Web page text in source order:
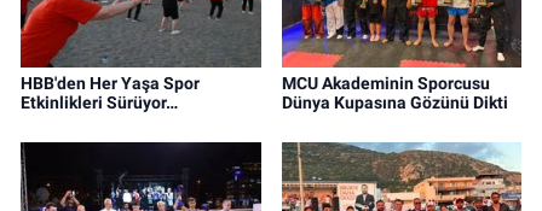
HBB'den Her Yaşa Spor
Etkinlikleri Sürüyor…
MCU Akademinin Sporcusu
Dünya Kupasına Gözünü Dikti